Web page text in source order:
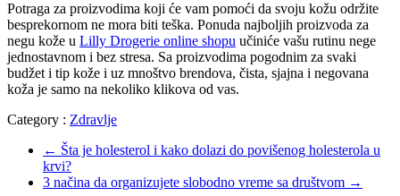
Potraga za proizvodima koji će vam pomoći da svoju kožu održite
besprekornom ne mora biti teška. Ponuda najboljih proizvoda za
negu kože u Lilly Drogerie online shopu učiniće vašu rutinu nege
jednostavnom i bez stresa. Sa proizvodima pogodnim za svaki
budžet i tip kože i uz mnoštvo brendova, čista, sjajna i negovana
koža je samo na nekoliko klikova od vas.
Category : Zdravlje
← Šta je holesterol i kako dolazi do povišenog holesterola u
krvi?
3 načina da organizujete slobodno vreme sa društvom →